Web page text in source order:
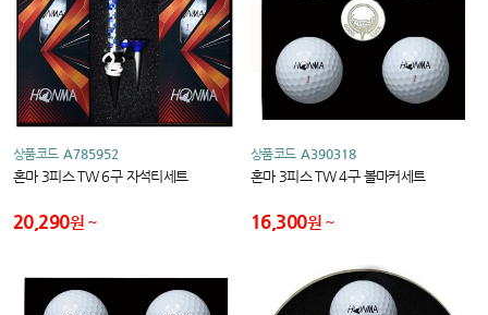
상품코드 A785952
혼마 3피스 TW 6구 자석티세트
20,290원
상품코드 A390318
혼마 3피스 TW 4구 볼마커세트
16,300원